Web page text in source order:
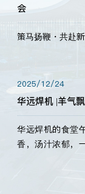
会
策马扬鞭・共赴
2025/12/24
华远焊机 |羊气
华远焊机的食堂
香，汤汁浓郁，